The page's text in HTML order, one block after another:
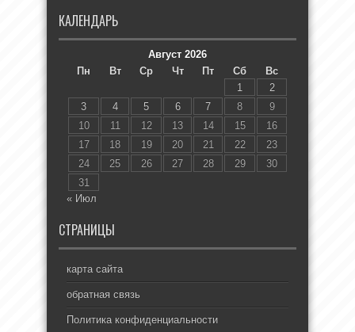
КАЛЕНДАРЬ
Август 2026
Пн
Вт Ср Чт Пт Сб
Вс
1
2
3
4 5 6 7 8
9
10
11 12 13 14 15
16
17
18 19 20 21 22
23
24
25 26 27 28 29
30
31
« Июл
СТРАНИЦЫ
карта сайта
обратная связь
Политика конфиденциальности